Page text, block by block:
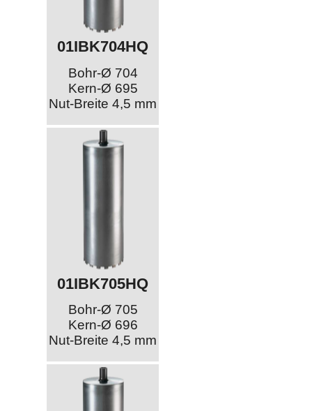
01IBK704HQ
Bohr-Ø 704
Kern-Ø 695
Nut-Breite 4,5 mm
01IBK705HQ
Bohr-Ø 705
Kern-Ø 696
Nut-Breite 4,5 mm